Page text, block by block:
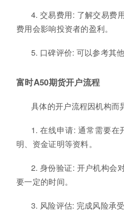
4. 交易费用: 了解交易费
费用会影响投资者的盈利。
5. 口碑评价: 可以参考其
富时A50期货开户流程
具体的开户流程因机构而
1. 在线申请: 通常需要
明、资金证明等资料。
2. 身份验证: 开户机构会
要一定的时间。
3. 风险评估: 完成风险承